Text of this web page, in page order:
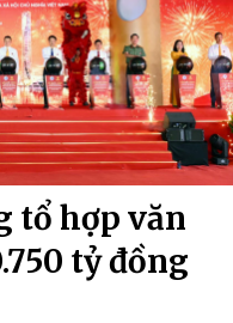
tổ hợp văn
tỷ đồng